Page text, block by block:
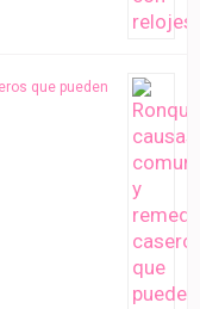
que pueden